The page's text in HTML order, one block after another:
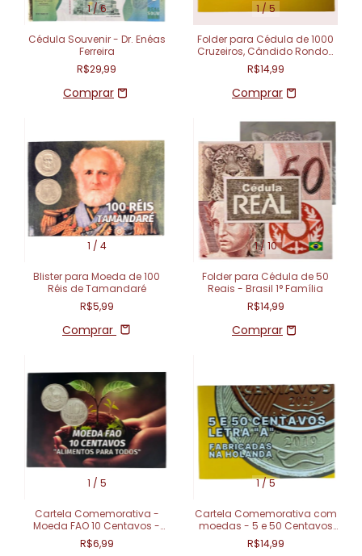
1/6
Cédula Souvenir - Dr. Enéas
Ferreira
R$29,99
1/5
Folder para Cédula de 1000
Cruzeiros, Cândido Rondon
- Brasil
R$14,99
1 / 4
Blister para Moeda de 100
Réis de Tamandaré
R$5,99
Comprar
1/ 10
Folder para Cédula de 50
Reais - Brasil 1° Família
R$14,99
1 / 5
Cartela Comemorativa -
Moeda FAO 10 Centavos -
Alimentos para Todos
R$6,99
1/5
Cartela Comemorativa com
moedas - 5 e 50 Centavos
Letra A
R$14,99